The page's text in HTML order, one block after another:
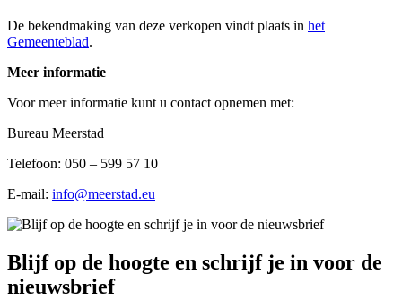
De bekendmaking van deze verkopen vindt plaats in het
Gemeenteblad.
Meer informatie
Voor meer informatie kunt u contact opnemen met:
Bureau Meerstad
Telefoon: 050 – 599 57 10
E-mail: info@meerstad.eu
Blijf op de hoogte en schrijf je in voor de
nieuwsbrief